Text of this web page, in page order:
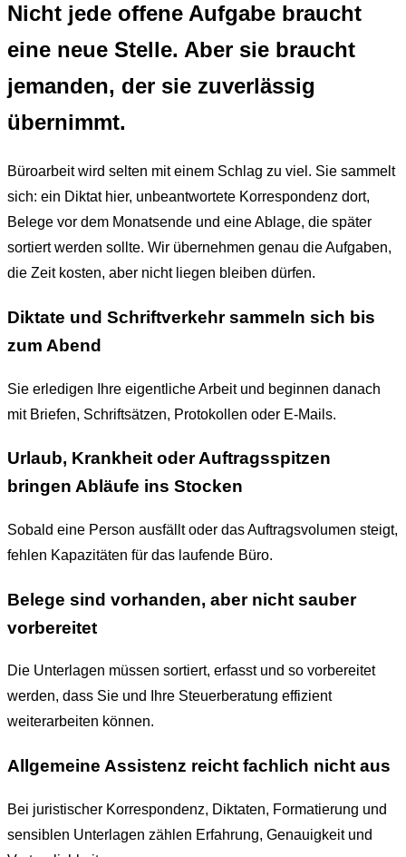
Nicht jede offene Aufgabe braucht
eine neue Stelle. Aber sie braucht
jemanden, der sie zuverlässig
übernimmt.
Büroarbeit wird selten mit einem Schlag zu viel. Sie sammelt
sich: ein Diktat hier, unbeantwortete Korrespondenz dort,
Belege vor dem Monatsende und eine Ablage, die später
sortiert werden sollte. Wir übernehmen genau die Aufgaben,
die Zeit kosten, aber nicht liegen bleiben dürfen.
Diktate und Schriftverkehr sammeln sich bis
zum Abend
Sie erledigen Ihre eigentliche Arbeit und beginnen danach
mit Briefen, Schriftsätzen, Protokollen oder E-Mails.
Urlaub, Krankheit oder Auftragsspitzen
bringen Abläufe ins Stocken
Sobald eine Person ausfällt oder das Auftragsvolumen steigt,
fehlen Kapazitäten für das laufende Büro.
Belege sind vorhanden, aber nicht sauber
vorbereitet
Die Unterlagen müssen sortiert, erfasst und so vorbereitet
werden, dass Sie und Ihre Steuerberatung effizient
weiterarbeiten können.
Allgemeine Assistenz reicht fachlich nicht aus
Bei juristischer Korrespondenz, Diktaten, Formatierung und
sensiblen Unterlagen zählen Erfahrung, Genauigkeit und